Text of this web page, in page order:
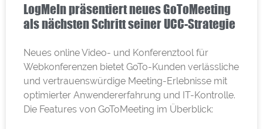
LogMeIn präsentiert neues GoToMeeting
als nächsten Schritt seiner UCC-Strategie
Neues online Video- und Konferenztool für
Webkonferenzen bietet GoTo-Kunden verlässliche
und vertrauenswürdige Meeting-Erlebnisse mit
optimierter Anwendererfahrung und IT-Kontrolle.
Die Features von GoToMeeting im Überblick: